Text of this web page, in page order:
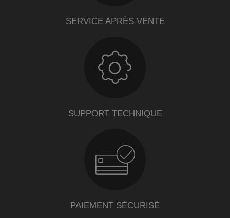
SERVICE APRÈS VENTE
SUPPORT TECHNIQUE
PAIEMENT SÉCURISÉ